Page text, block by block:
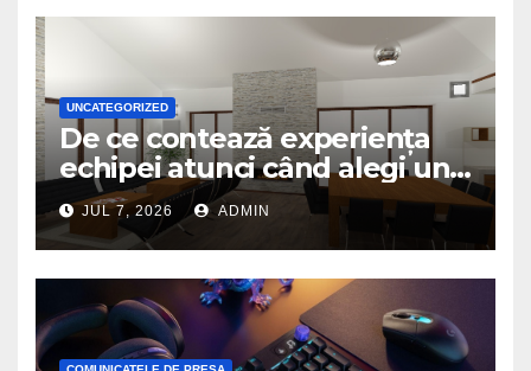
UNCATEGORIZED
De ce contează experiența
echipei atunci când alegi un
birou de arhitectură
JUL 7, 2026 ADMIN